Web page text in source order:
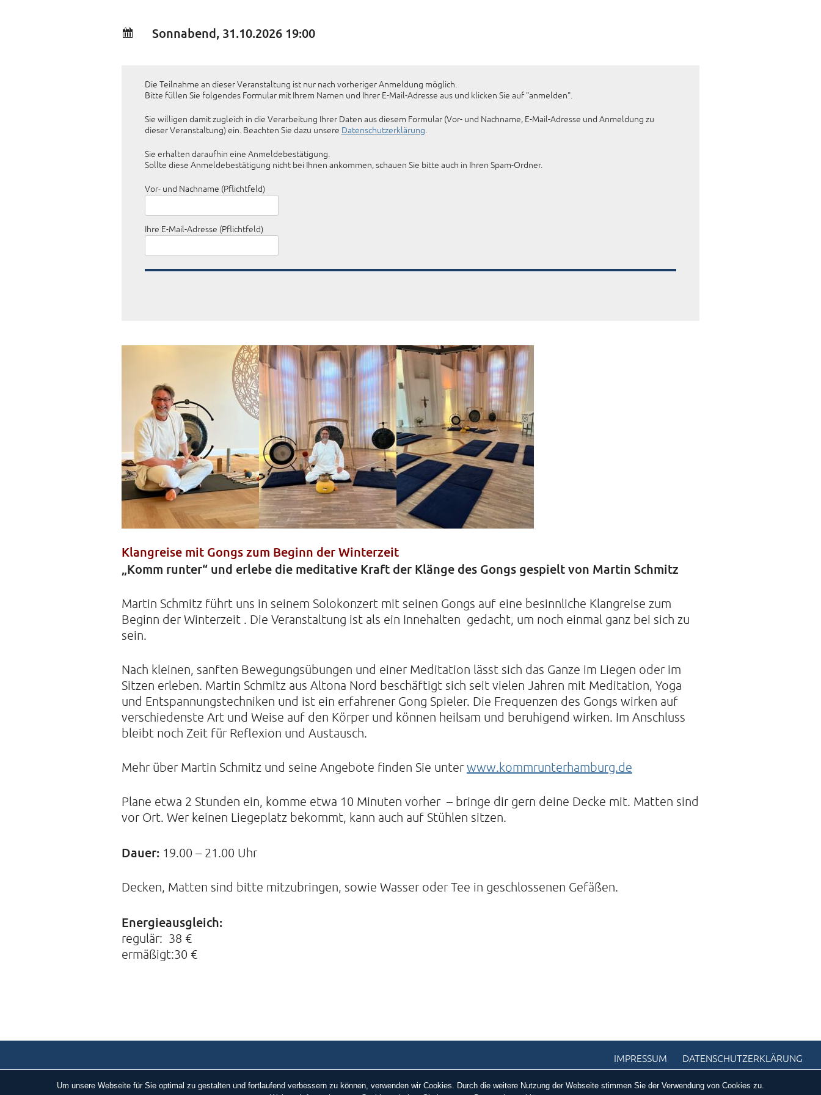
22765 Hamburg
Tel: 040-21088468
Sonnabend, 31.10.2026 19:00
Die Teilnahme an dieser Veranstaltung ist nur nach vorheriger Anmeldung möglich.
Bitte füllen Sie folgendes Formular mit Ihrem Namen und Ihrer E-Mail-Adresse aus und klicken Sie auf "anmelden".
Sie willigen damit zugleich in die Verarbeitung Ihrer Daten aus diesem Formular (Vor- und Nachname, E-Mail-Adresse und Anmeldung zu
dieser Veranstaltung) ein. Beachten Sie dazu unsere Datenschutzerklärung.
Sie erhalten daraufhin eine Anmeldebestätigung.
Sollte diese Anmeldebestätigung nicht bei Ihnen ankommen, schauen Sie bitte auch in Ihren Spam-Ordner.
Vor- und Nachname (Pflichtfeld)
Ihre E-Mail-Adresse (Pflichtfeld)
Klangreise mit Gongs zum Beginn der Winterzeit
„Komm runter“ und erlebe die meditative Kraft der Klänge des Gongs gespielt von Martin Schmitz
Martin Schmitz führt uns in seinem Solokonzert mit seinen Gongs auf eine besinnliche Klangreise zum
Beginn der Winterzeit . Die Veranstaltung ist als ein Innehalten gedacht, um noch einmal ganz bei sich zu
sein.
Nach kleinen, sanften Bewegungsübungen und einer Meditation lässt sich das Ganze im Liegen oder im
Sitzen erleben. Martin Schmitz aus Altona Nord beschäftigt sich seit vielen Jahren mit Meditation, Yoga
und Entspannungstechniken und ist ein erfahrener Gong Spieler. Die Frequenzen des Gongs wirken auf
verschiedenste Art und Weise auf den Körper und können heilsam und beruhigend wirken. Im Anschluss
bleibt noch Zeit für Reflexion und Austausch.
Mehr über Martin Schmitz und seine Angebote finden Sie unterwww.kommrunterhamburg.de
Plane etwa 2 Stunden ein, komme etwa 10 Minuten vorher – bringe dir gern deine Decke mit. Matten sind
vor Ort. Wer keinen Liegeplatz bekommt, kann auch auf Stühlen sitzen.
Dauer:19.00 – 21.00 Uhr
Decken, Matten sind bitte mitzubringen, sowie Wasser oder Tee in geschlossenen Gefäßen.
Energieausgleich:
regulär: 38 €
ermäßigt:30 €
IMPRESSUM DATENSCHUTZERKLÄRUNG
Um unsere Webseite für Sie optimal zu gestalten und fortlaufend verbessern zu können, verwenden wir Cookies. Durch die weitere Nutzung der Webseite stimmen Sie der Verwendung von Cookies zu.